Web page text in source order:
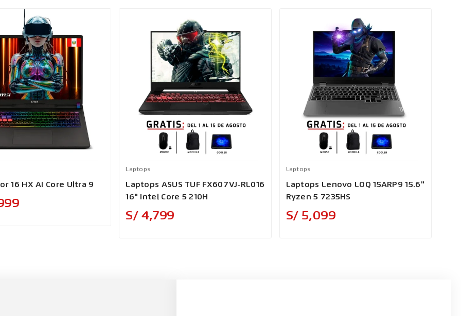
16 HX AI Core Ultra 9
Laptops
Laptops ASUS TUF FX607VJ-RL016
16" Intel Core 5 210H
S/ 4,799
Laptops
Laptops Lenovo LOQ 15ARP9 15.6"
Ryzen 5 7235HS
S/ 5,099